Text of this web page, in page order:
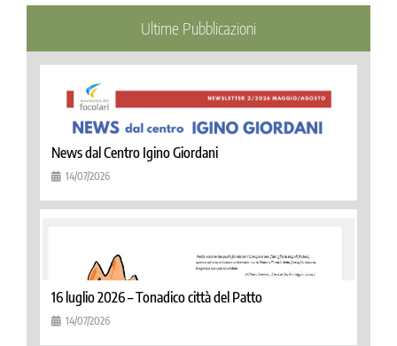
Ultime Pubblicazioni
News dal Centro Igino Giordani
14/07/2026
16 luglio 2026 – Tonadico città del Patto
14/07/2026